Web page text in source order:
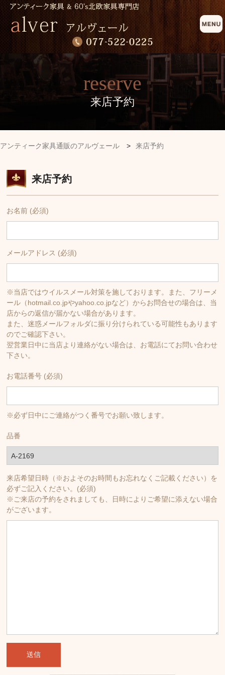
reserve
来店予約
アンティーク家具通販のアルヴェール > 来店予約
来店予約
お名前 (必須)
メールアドレス (必須)
※当店ではウイルスメール対策を施しております。また、フリーメ
ール（hotmail.co.jpやyahoo.co.jpなど）からお問合せの場合は、当
店からの返信が届かない場合があります。
また、迷惑メールフォルダに振り分けられている可能性もあります
のでご確認下さい。
翌営業日中に当店より連絡がない場合は、お電話にてお問い合わせ
下さい。
お電話番号 (必須)
※必ず日中にご連絡がつく番号でお願い致します。
品番
来店希望日時（※およそのお時間もお忘れなくご記載ください）を
必ずご記入ください。(必須)
※ご来店の予約をされましても、日時によりご希望に添えない場合
がございます。